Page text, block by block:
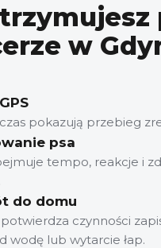
w
pokazują przebieg
psa
tempo, reakcje i
do domu
czynności
wodę lub wytarcie łap.